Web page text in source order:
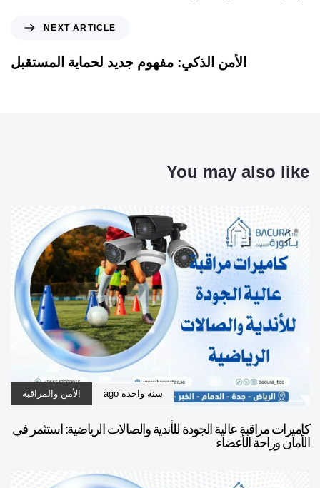
NEXT ARTICLE
الأمن الذكي: مفهوم جديد لحماية المستقبل
You may also like
سنة واحدة ago الأمن والمراقبة
كاميرات مراقبة عالية الجودة للأندية والصالات الرياضية: استثمر في
الأمان وراحة الأعضاء